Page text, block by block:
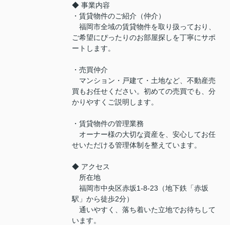
◆ 事業内容
・賃貸物件のご紹介（仲介）
福岡市全域の賃貸物件を取り扱っており、
ご希望にぴったりのお部屋探しを丁寧にサポ
ートします。
・売買仲介
マンション・戸建て・土地など、不動産売
買もお任せください。初めての売買でも、分
かりやすくご説明します。
・賃貸物件の管理業務
オーナー様の大切な資産を、安心してお任
せいただける管理体制を整えています。
◆ アクセス
所在地
福岡市中央区赤坂1-8-23（地下鉄「赤坂
駅」から徒歩2分）
通いやすく、落ち着いた立地でお待ちして
います。